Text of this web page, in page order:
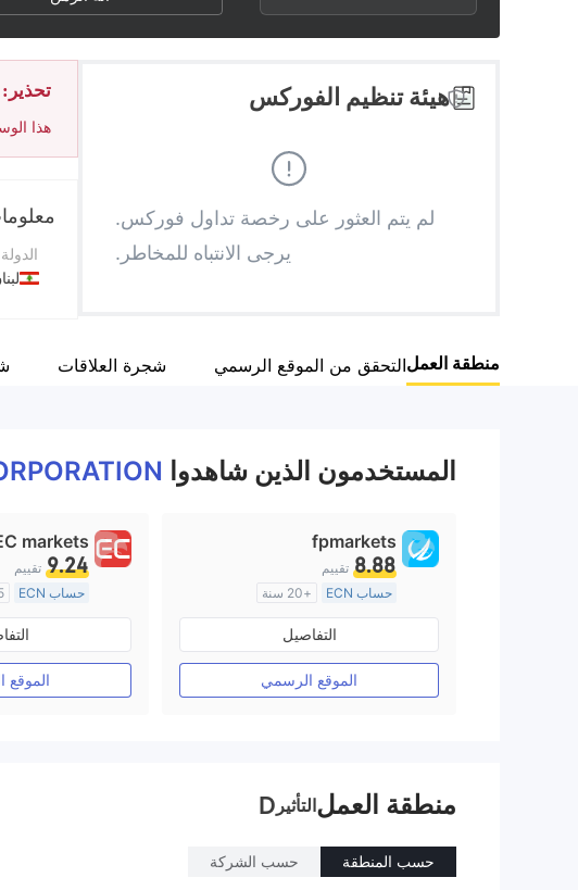
3
4
6
1
2
4
6
8
9
5
6
8
هيئة تنظيم الفوركس
لم يتم العثور على رخصة تداول فوركس.
يرجى الانتباه للمخاطر.
هذا
اسم
منطقة العملالتحقق من الموقع الرسمي شجرة العلاقات
المستخدمون الذين شاهدوا
fpmarkets
8.88 تقييم
حساب ECN
+20 سنة
منظمة في أستراليا
صناعة السوق (MM)
رخصة كاملة ميتاتريدر ٤
التفاصيل
الموقع الرسمي
markets
9.24 تقييم
حساب ECN
منظمة في
صناعة السوق (MM)
رخصة كاملة
منطقة العملالتأثير D
حسب المنطقة حسب الشركة